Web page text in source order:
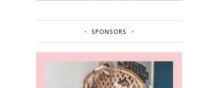
SPONSORS